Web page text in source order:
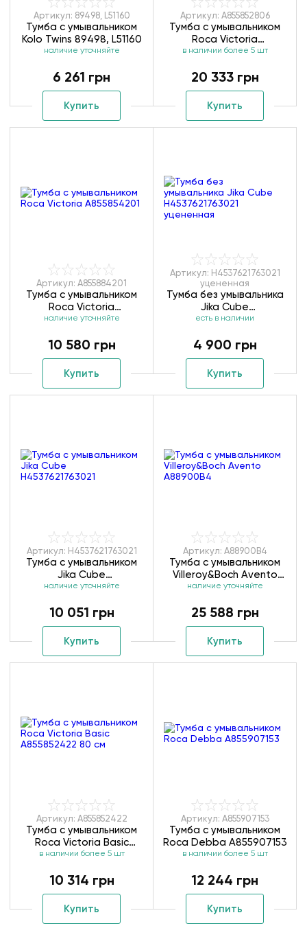
Артикул: 89498, L51160
Тумба с умывальником
Kolo Twins 89498, L51160
наличие уточняйте
6 261 грн
Купить
Артикул: A855852806
Тумба с умывальником
Roca Victoria
A855852806 80 см
в наличии более 5 шт
20 333 грн
Купить
Артикул: A855884201
Тумба с умывальником
Roca Victoria
A855854201
наличие уточняйте
10 580 грн
Купить
Артикул: H4537621763021
уцененная
Тумба без умывальника
Jika Cube
H4537621763021
есть в наличии
4 900 грн
Купить
Артикул: H4537621763021
Тумба с умывальником
Jika Cube
H4537621763021
наличие уточняйте
10 051 грн
Купить
Артикул: A88900B4
Тумба с умывальником
Villeroy&Boch Avento
A88900B4
наличие уточняйте
25 588 грн
Купить
Артикул: A855852422
Тумба с умывальником
Roca Victoria Basic
A855852422 80 см
в наличии более 5 шт
10 314 грн
Купить
Артикул: A855907153
Тумба с умывальником
Roca Debba A855907153
в наличии более 5 шт
12 244 грн
Купить